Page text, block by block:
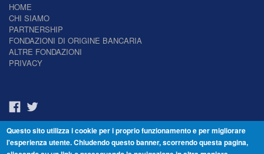
HOME
CHI SIAMO
PARTNERSHIP
FONDAZIONI DI ORIGINE BANCARIA
ALTRE FONDAZIONI
PRIVACY
Il Giornale delle Fondazioni - Periodico telematico
Reg. Tribunale n.7 del 22/07/2014 – ISSN 2421-2466
Questo sito utilizza i cookie per i proprio funzionamento e per migliorare
l'esperienza utente. Chiudendo questo banner, scorrendo questa pagina,